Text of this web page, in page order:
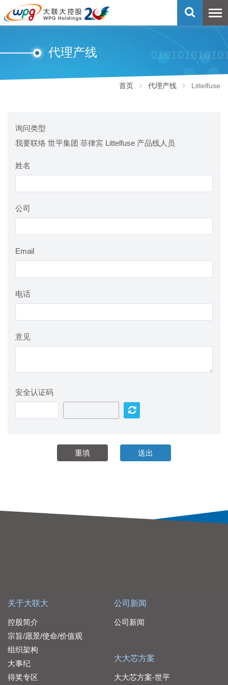
代理产线
首页 代理产线 Littelfuse
询问类型
我要联络 世平集团 菲律宾 Littelfuse 产品线人员
姓名
公司
Email
电话
意见
安全认证码
关于大联大
控股简介
宗旨/愿景/使命/价值观
组织架构
大事纪
得奖专区
公司新闻
公司新闻
大大芯方案
大大芯方案-世平